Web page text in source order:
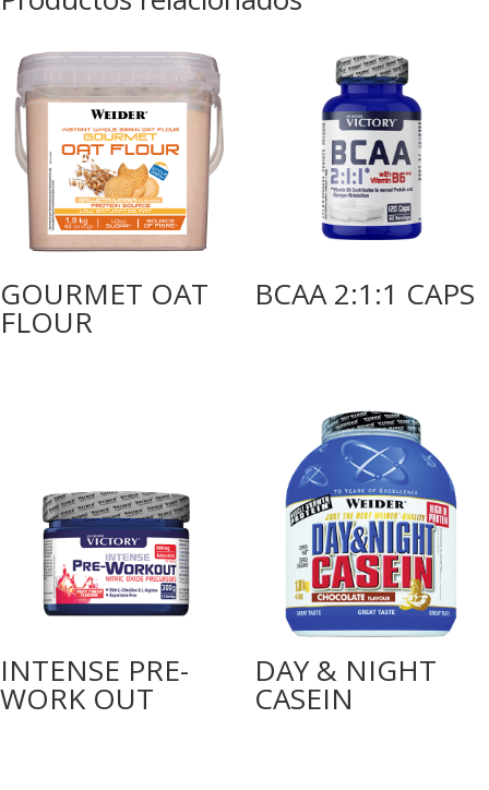
GOURMET OAT
FLOUR
BCAA 2:1:1 CAPS
INTENSE PRE-
WORK OUT
DAY & NIGHT
CASEIN